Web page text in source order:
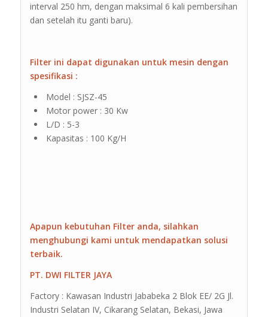
interval 250 hm, dengan maksimal 6 kali pembersihan
dan setelah itu ganti baru).
Filter ini dapat digunakan untuk mesin dengan
spesifikasi :
Model : SJSZ-45
Motor power : 30 Kw
L/D : 5-3
Kapasitas : 100 Kg/H
Apapun kebutuhan Filter anda, silahkan
menghubungi kami untuk mendapatkan solusi
terbaik.
PT. DWI FILTER JAYA
Factory : Kawasan Industri Jababeka 2 Blok EE/ 2G Jl.
Industri Selatan IV, Cikarang Selatan, Bekasi, Jawa